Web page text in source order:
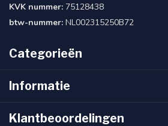
KVK nummer: 75128438
btw-nummer: NL002315250B72
Categorieën
Informatie
Klantbeoordelingen